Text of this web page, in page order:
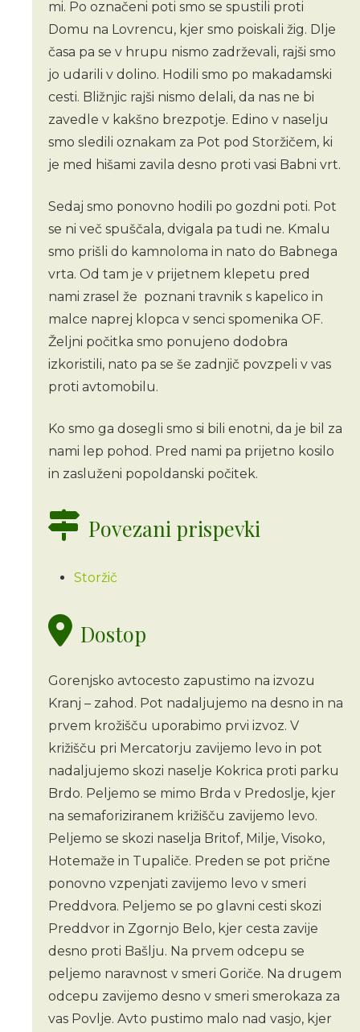
mi. Po označeni poti smo se spustili proti
Domu na Lovrencu, kjer smo poiskali žig. Dlje
časa pa se v hrupu nismo zadrževali, rajši smo
jo udarili v dolino. Hodili smo po makadamski
cesti. Bližnjic rajši nismo delali, da nas ne bi
zavedle v kakšno brezpotje. Edino v naselju
smo sledili oznakam za Pot pod Storžičem, ki
je med hišami zavila desno proti vasi Babni vrt.
Sedaj smo ponovno hodili po gozdni poti. Pot
se ni več spuščala, dvigala pa tudi ne. Kmalu
smo prišli do kamnoloma in nato do Babnega
vrta. Od tam je v prijetnem klepetu pred
nami zrasel že poznani travnik s kapelico in
malce naprej klopca v senci spomenika OF.
Željni počitka smo ponujeno dodobra
izkoristili, nato pa se še zadnjič povzpeli v vas
proti avtomobilu.
Ko smo ga dosegli smo si bili enotni, da je bil za
nami lep pohod. Pred nami pa prijetno kosilo
in zasluženi popoldanski počitek.
Povezani prispevki
Storžič
Dostop
Gorenjsko avtocesto zapustimo na izvozu
Kranj – zahod. Pot nadaljujemo na desno in na
prvem krožišču uporabimo prvi izvoz. V
križišču pri Mercatorju zavijemo levo in pot
nadaljujemo skozi naselje Kokrica proti parku
Brdo. Peljemo se mimo Brda v Predoslje, kjer
na semaforiziranem križišču zavijemo levo.
Peljemo se skozi naselja Britof, Milje, Visoko,
Hotemaže in Tupaliče. Preden se pot prične
ponovno vzpenjati zavijemo levo v smeri
Preddvora. Peljemo se po glavni cesti skozi
Preddvor in Zgornjo Belo, kjer cesta zavije
desno proti Bašlju. Na prvem odcepu se
peljemo naravnost v smeri Goriče. Na drugem
odcepu zavijemo desno v smeri smerokaza za
vas Povlje. Avto pustimo malo nad vasjo, kjer